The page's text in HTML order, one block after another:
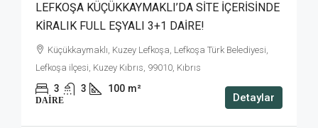
LEFKOŞA KÜÇÜKKAYMAKLI’DA SİTE İÇERİSİNDE
KİRALIK FULL EŞYALI 3+1 DAİRE!
Küçükkaymaklı, Kuzey Lefkoşa, Lefkoşa Türk Belediyesi,
Lefkoşa ilçesi, Kuzey Kıbrıs, 99010, Kıbrıs
3 3 100 m²
DAIRE Detaylar